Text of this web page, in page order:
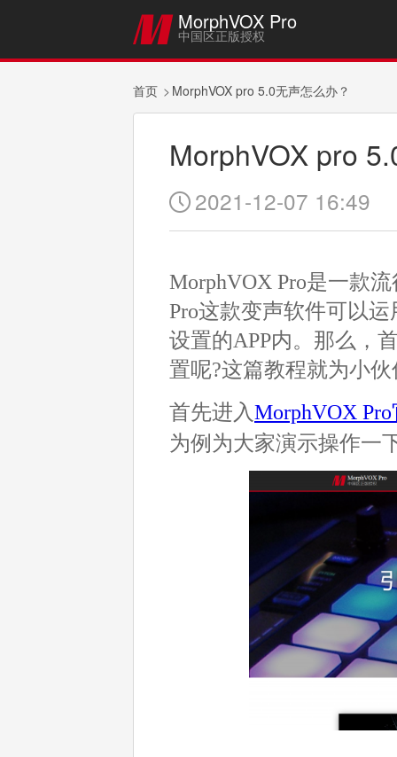
 MorphVOX Pro
中国区正版授权
首页 MorphVOX pro 5.0无声怎么办？
MorphVOX pro
 2021-12-07 16:49
MorphVOX Pro是一款
Pro这款变声软件可以
设置的APP内。那么，
置呢?这篇教程就为小
首先进入MorphVOX
为例为大家演示操作一